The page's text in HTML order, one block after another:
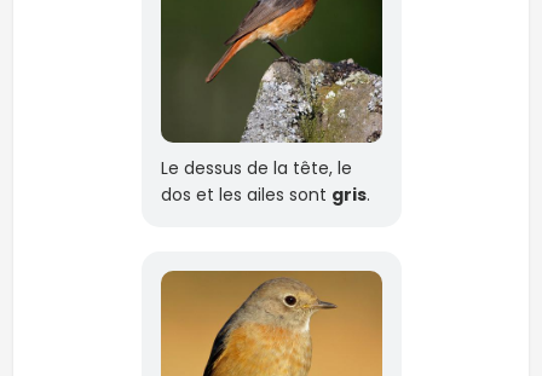
Le dessus de la tête, le
dos et les ailes sont gris.